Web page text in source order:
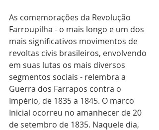
As comemorações da Revolução
Farroupilha - o mais longo e um dos
mais significativos movimentos de
revoltas civis brasileiros, envolvendo
em suas lutas os mais diversos
segmentos sociais - relembra a
Guerra dos Farrapos contra o
Império, de 1835 a 1845. O marco
Inicial ocorreu no amanhecer de 20
de setembro de 1835. Naquele dia,